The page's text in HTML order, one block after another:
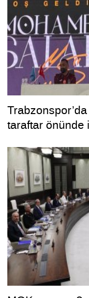
taraftar önünde